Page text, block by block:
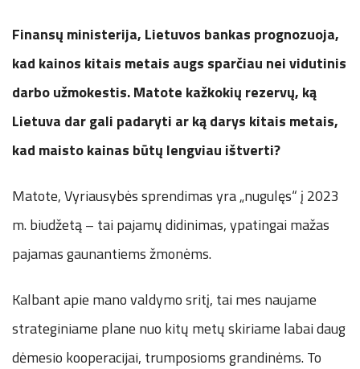
Finansų ministerija, Lietuvos bankas prognozuoja,
kad kainos kitais metais augs sparčiau nei vidutinis
darbo užmokestis. Matote kažkokių rezervų, ką
Lietuva dar gali padaryti ar ką darys kitais metais,
kad maisto kainas būtų lengviau ištverti?
Matote, Vyriausybės sprendimas yra „nugulęs“ į 2023
m. biudžetą – tai pajamų didinimas, ypatingai mažas
pajamas gaunantiems žmonėms.
Kalbant apie mano valdymo sritį, tai mes naujame
strateginiame plane nuo kitų metų skiriame labai daug
dėmesio kooperacijai, trumposioms grandinėms. To